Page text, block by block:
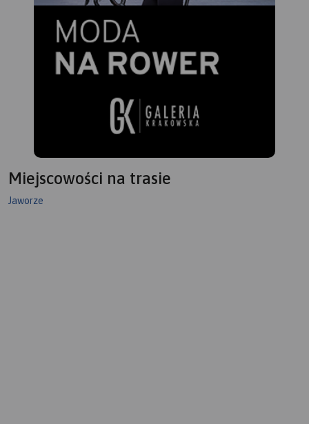
zmotoryzowanych. Mapę offline
można zakupić w aplikacji
Traseo na urządzenia
Miejscowości na trasie
Jaworze